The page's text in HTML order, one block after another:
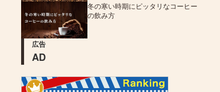
冬の寒い時期にピッタリなコーヒー
の飲み方
広告
AD